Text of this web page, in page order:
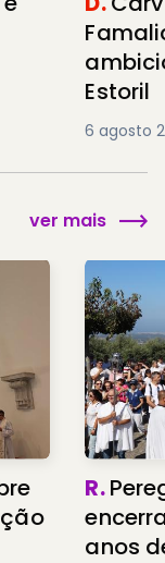
Estoril
6 agosto
ver mais
R.
anos